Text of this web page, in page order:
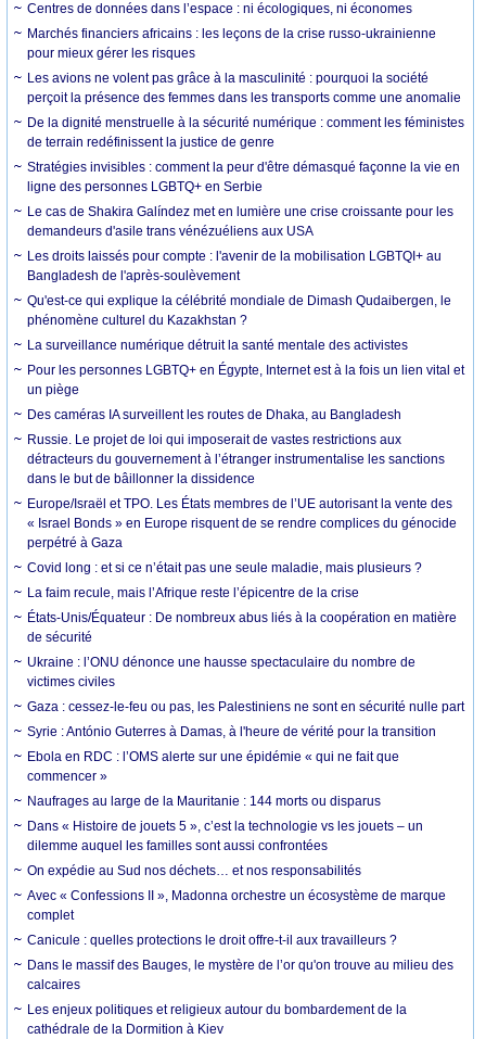
Centres de données dans l’espace : ni écologiques, ni économes
Marchés financiers africains : les leçons de la crise russo-ukrainienne
pour mieux gérer les risques
Les avions ne volent pas grâce à la masculinité : pourquoi la société
perçoit la présence des femmes dans les transports comme une anomalie
De la dignité menstruelle à la sécurité numérique : comment les féministes
de terrain redéfinissent la justice de genre
Stratégies invisibles : comment la peur d'être démasqué façonne la vie en
ligne des personnes LGBTQ+ en Serbie
Le cas de Shakira Galíndez met en lumière une crise croissante pour les
demandeurs d'asile trans vénézuéliens aux USA
Les droits laissés pour compte : l'avenir de la mobilisation LGBTQI+ au
Bangladesh de l'après-soulèvement
Qu'est-ce qui explique la célébrité mondiale de Dimash Qudaibergen, le
phénomène culturel du Kazakhstan ?
La surveillance numérique détruit la santé mentale des activistes
Pour les personnes LGBTQ+ en Égypte, Internet est à la fois un lien vital et
un piège
Des caméras IA surveillent les routes de Dhaka, au Bangladesh
Russie. Le projet de loi qui imposerait de vastes restrictions aux
détracteurs du gouvernement à l’étranger instrumentalise les sanctions
dans le but de bâillonner la dissidence
Europe/Israël et TPO. Les États membres de l’UE autorisant la vente des
« Israel Bonds » en Europe risquent de se rendre complices du génocide
perpétré à Gaza
Covid long : et si ce n’était pas une seule maladie, mais plusieurs ?
La faim recule, mais l’Afrique reste l’épicentre de la crise
États-Unis/Équateur : De nombreux abus liés à la coopération en matière
de sécurité
Ukraine : l’ONU dénonce une hausse spectaculaire du nombre de
victimes civiles
Gaza : cessez-le-feu ou pas, les Palestiniens ne sont en sécurité nulle part
Syrie : António Guterres à Damas, à l'heure de vérité pour la transition
Ebola en RDC : l’OMS alerte sur une épidémie « qui ne fait que
commencer »
Naufrages au large de la Mauritanie : 144 morts ou disparus
Dans « Histoire de jouets 5 », c’est la technologie vs les jouets – un
dilemme auquel les familles sont aussi confrontées
On expédie au Sud nos déchets… et nos responsabilités
Avec « Confessions II », Madonna orchestre un écosystème de marque
complet
Canicule : quelles protections le droit offre-t-il aux travailleurs ?
Dans le massif des Bauges, le mystère de l’or qu'on trouve au milieu des
calcaires
Les enjeux politiques et religieux autour du bombardement de la
cathédrale de la Dormition à Kiev